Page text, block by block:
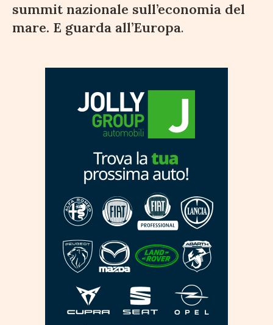
summit nazionale sull’economia del
mare. E guarda all’Europa.